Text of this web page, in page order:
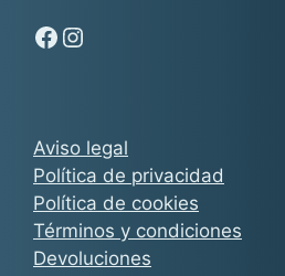
Aviso legal
Política de privacidad
Política de cookies
Términos y condiciones
Devoluciones
Síguenos en Facebook - Chachocarp
Síguenos en Instagram - Chachocarp